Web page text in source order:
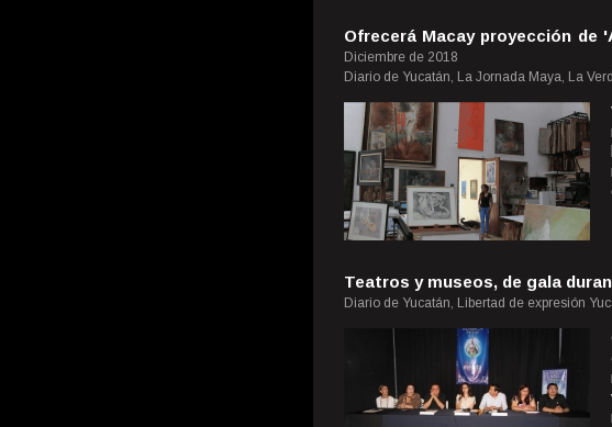
Ofrecerá Macay proyección de
Diciembre de 2018
Diario de Yucatán, La Jornada Maya, La
Teatros y museos, de gala
Diario de Yucatán, Libertad de expresión